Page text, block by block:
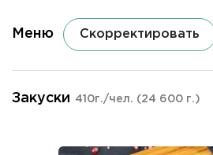
Меню Скорректировать
Закуски 410г./чел. (24 600 г.)